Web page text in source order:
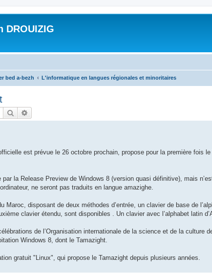
DROUIZIG
bed a-bezh L'informatique en langues régionales et minoritaires
Rechercher
est prévue le 26 octobre prochain, propose pour la première fois
la Release Preview de Windows 8 (version quasi définitive), mais
ne seront pas traduits en langue amazighe.
disposant de deux méthodes d’entrée, un clavier de base de
clavier étendu, sont disponibles . Un clavier avec l’alphabet latin
de l’Organisation internationale de la science et de la culture
Windows 8, dont le Tamazight.
gratuit "Linux", qui propose le Tamazight depuis plusieurs années.